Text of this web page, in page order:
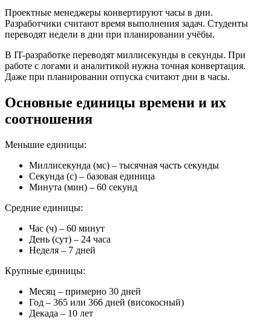
Проектные менеджеры конвертируют часы в дни.
Разработчики считают время выполнения задач. Студенты
переводят недели в дни при планировании учёбы.
В IT-разработке переводят миллисекунды в секунды. При
работе с логами и аналитикой нужна точная конвертация.
Даже при планировании отпуска считают дни в часы.
Основные единицы времени и их
соотношения
Меньшие единицы:
Миллисекунда (мс) – тысячная часть секунды
Секунда (с) – базовая единица
Минута (мин) – 60 секунд
Средние единицы:
Час (ч) – 60 минут
День (сут) – 24 часа
Неделя – 7 дней
Крупные единицы:
Месяц – примерно 30 дней
Год – 365 или 366 дней (високосный)
Декада – 10 лет